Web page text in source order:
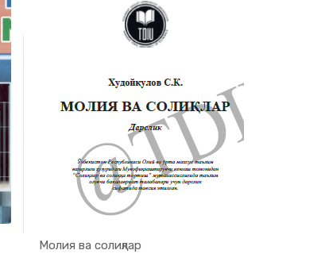
Молия ва солиқлар